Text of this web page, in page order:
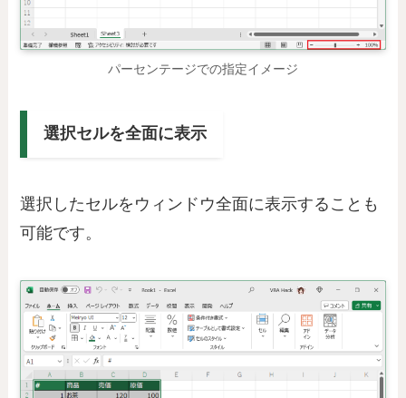
パーセンテージでの指定イメージ
選択セルを全面に表示
選択したセルをウィンドウ全面に表示することも
可能です。